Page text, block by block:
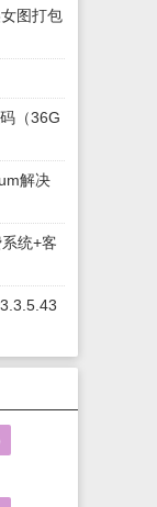
图打包
（36G
解决
统+客